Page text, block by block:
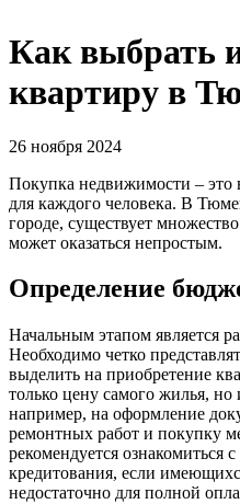
Как выбрать
квартиру в
26 ноября 2024
Покупка недвижимости –
для каждого человека. В
городе, существует
может оказаться непростым.
Определение
Начальным этапом является
Необходимо четко
выделить на приобретение
только цену самого жилья,
например, на оформление
ремонтных работ и покупку
рекомендуется ознакомиться
кредитования, если
недостаточно для полной